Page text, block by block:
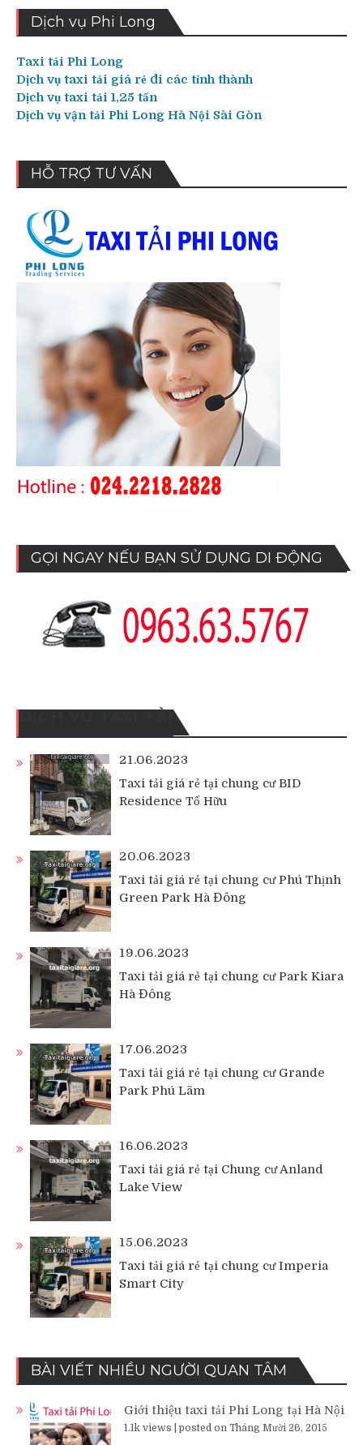
Dịch vụ Phi Long
Taxi tải Phi Long
Dịch vụ taxi tải giá rẻ đi các tỉnh thành
Dịch vụ taxi tải 1,25 tấn
Dịch vụ vận tải Phi Long Hà Nội Sài Gòn
HỖ TRỢ TƯ VẤN
GỌI NGAY NẾU BẠN SỬ DỤNG DI ĐỘNG
21.06.2023
Taxi tải giá rẻ tại chung cư BID
Residence Tố Hữu
20.06.2023
Taxi tải giá rẻ tại chung cư Phú Thịnh
Green Park Hà Đông
19.06.2023
Taxi tải giá rẻ tại chung cư Park Kiara
Hà Đông
17.06.2023
Taxi tải giá rẻ tại chung cư Grande
Park Phú Lãm
16.06.2023
Taxi tải giá rẻ tại Chung cư Anland
Lake View
15.06.2023
Taxi tải giá rẻ tại chung cư Imperia
Smart City
BÀI VIẾT NHIỀU NGƯỜI QUAN TÂM
Giới thiệu taxi tải Phi Long tại Hà Nội
1.1k views posted on Tháng Mười 26, 2015